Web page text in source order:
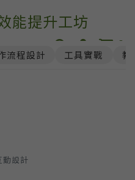
能提升工坊
0
流程設計 工具實戰 教
動設計